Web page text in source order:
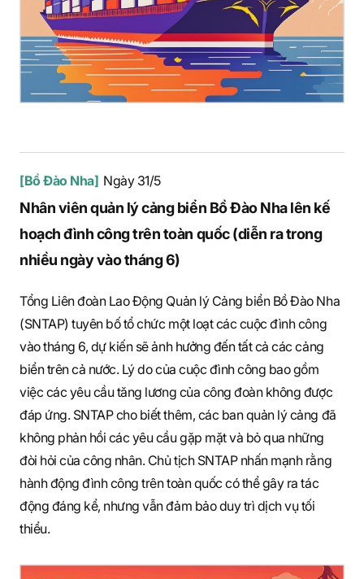
[Bồ Đào Nha] Ngày 31/5
Nhân viên quản lý cảng biển Bồ Đào Nha lên kế
hoạch đình công trên toàn quốc (diễn ra trong
nhiều ngày vào tháng 6)
Tổng Liên đoàn Lao Động Quản lý Cảng biển Bồ Đào Nha
(SNTAP) tuyên bố tổ chức một loạt các cuộc đình công
vào tháng 6, dự kiến sẽ ảnh hưởng đến tất cả các cảng
biển trên cả nước. Lý do của cuộc đình công bao gồm
việc các yêu cầu tăng lương của công đoàn không được
đáp ứng. SNTAP cho biết thêm, các ban quản lý cảng đã
không phản hồi các yêu cầu gặp mặt và bỏ qua những
đòi hỏi của công nhân. Chủ tịch SNTAP nhấn mạnh rằng
hành động đình công trên toàn quốc có thể gây ra tác
động đáng kể, nhưng vẫn đảm bảo duy trì dịch vụ tối
thiểu.